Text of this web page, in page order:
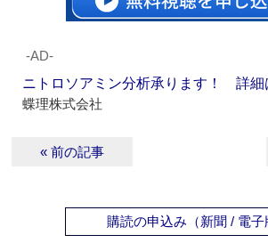
‐AD‐
ニトロソアミン分析承ります！ 詳細
蝶理株式会社
« 前の記事
購読の申込み（新聞 / 電子